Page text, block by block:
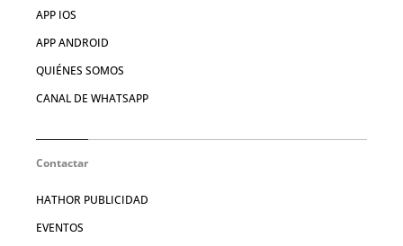
APP IOS
APP ANDROID
QUIÉNES SOMOS
CANAL DE WHATSAPP
Contactar
HATHOR PUBLICIDAD
EVENTOS